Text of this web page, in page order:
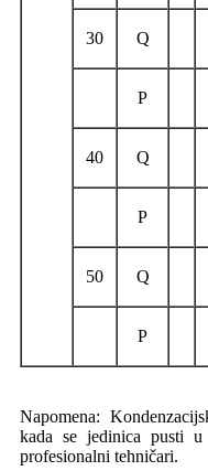
30 Q
P
40 Q
P
50 Q
P
Napomena:
kada se jedinica pusti u
profesionalni tehničari.